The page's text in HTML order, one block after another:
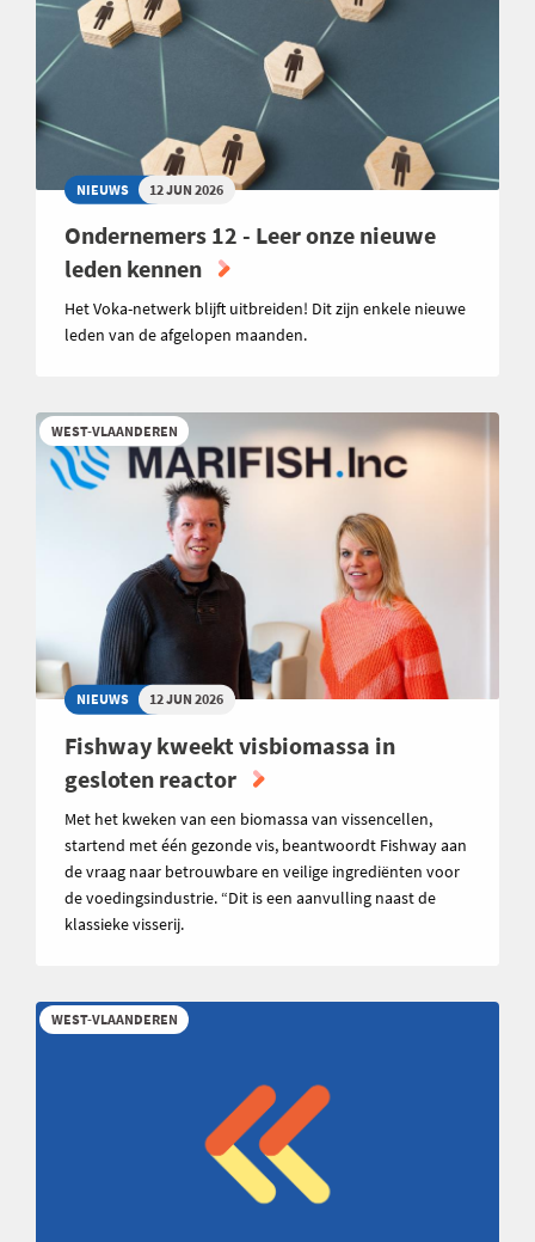
NIEUWS 12 JUN 2026
Ondernemers 12 - Leer onze nieuwe
leden kennen
Het Voka-netwerk blijft uitbreiden! Dit zijn enkele nieuwe
leden van de afgelopen maanden.
WEST-VLAANDEREN
NIEUWS 12 JUN 2026
Fishway kweekt visbiomassa in
gesloten reactor
Met het kweken van een biomassa van vissencellen,
startend met één gezonde vis, beantwoordt Fishway aan
de vraag naar betrouwbare en veilige ingrediënten voor
de voedingsindustrie. “Dit is een aanvulling naast de
klassieke visserij.
WEST-VLAANDEREN